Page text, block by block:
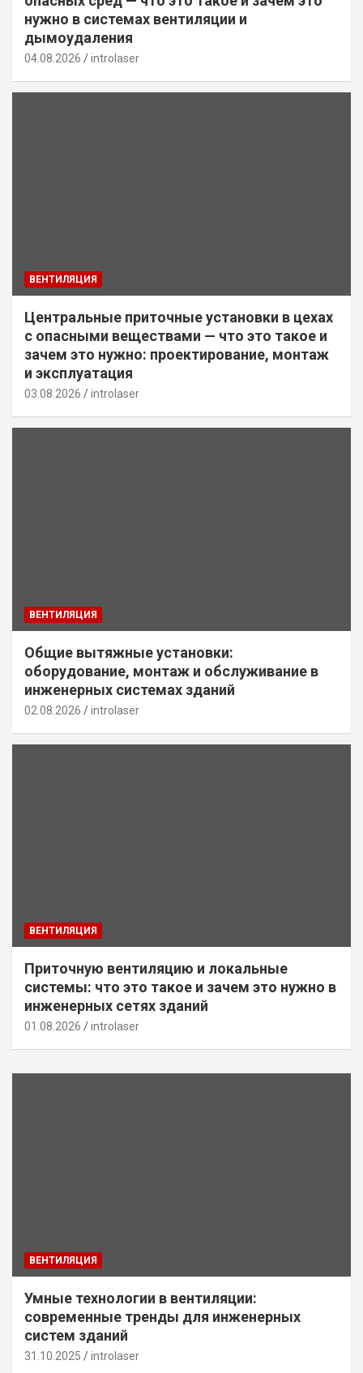
нужно в системах вентиляции и
дымоудаления
04.08.2026 introlaser
ВЕНТИЛЯЦИЯ
Центральные приточные установки в цехах
с опасными веществами — что это такое и
зачем это нужно: проектирование, монтаж
и эксплуатация
03.08.2026 introlaser
ВЕНТИЛЯЦИЯ
Общие вытяжные установки:
оборудование, монтаж и обслуживание в
инженерных системах зданий
02.08.2026 introlaser
ВЕНТИЛЯЦИЯ
Приточную вентиляцию и локальные
системы: что это такое и зачем это нужно в
инженерных сетях зданий
01.08.2026 introlaser
ВЕНТИЛЯЦИЯ
Умные технологии в вентиляции:
современные тренды для инженерных
систем зданий
31.10.2025 introlaser